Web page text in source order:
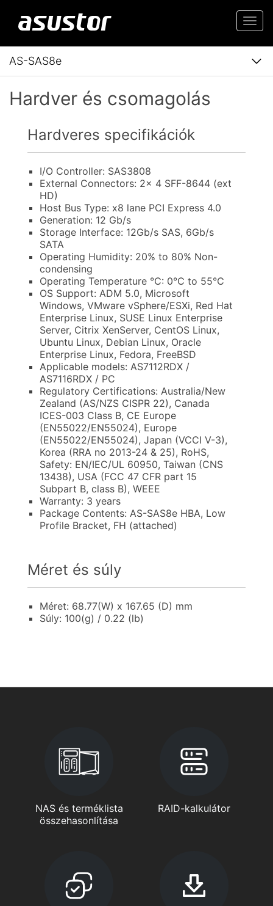
AS-SAS8e
Hardver és csomagolás
Hardveres specifikációk
I/O Controller: SAS3808
External Connectors: 2x 4 SFF-8644 (ext
HD)
Host Bus Type: x8 lane PCI Express 4.0
Generation: 12 Gb/s
Storage Interface: 12Gb/s SAS, 6Gb/s
SATA
Operating Humidity: 20% to 80% Non-
condensing
Operating Temperature °C: 0°C to 55°C
OS Support: ADM 5.0, Microsoft
Windows, VMware vSphere/ESXi, Red Hat
Enterprise Linux, SUSE Linux Enterprise
Server, Citrix XenServer, CentOS Linux,
Ubuntu Linux, Debian Linux, Oracle
Enterprise Linux, Fedora, FreeBSD
Applicable models: AS7112RDX /
AS7116RDX / PC
Regulatory Certifications: Australia/New
Zealand (AS/NZS CISPR 22), Canada
ICES-003 Class B, CE Europe
(EN55022/EN55024), Europe
(EN55022/EN55024), Japan (VCCI V-3),
Korea (RRA no 2013-24 & 25), RoHS,
Safety: EN/IEC/UL 60950, Taiwan (CNS
13438), USA (FCC 47 CFR part 15
Subpart B, class B), WEEE
Warranty: 3 years
Package Contents: AS-SAS8e HBA, Low
Profile Bracket, FH (attached)
Méret és súly
Méret: 68.77(W) x 167.65 (D) mm
Súly: 100(g) / 0.22 (lb)
NAS és terméklista
összehasonlítása
RAID-kalkulátor